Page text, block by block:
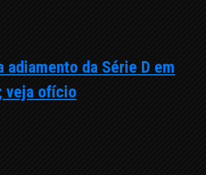
adiamento da Série D em
veja ofício